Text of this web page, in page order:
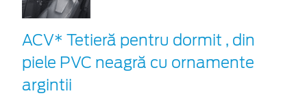
ACV* Tetieră pentru dormit , din
piele PVC neagră cu ornamente
argintii